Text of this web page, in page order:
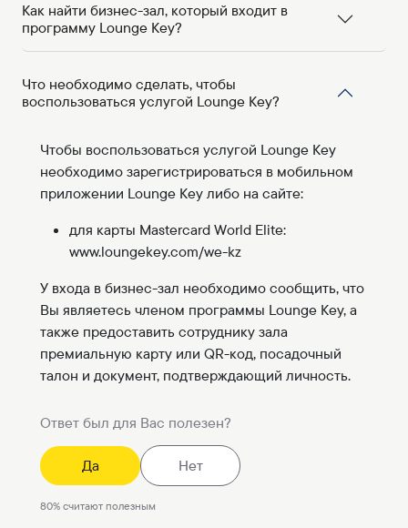
Как найти бизнес-зал, который входит в
программу Lounge Key?
Что необходимо сделать, чтобы
воспользоваться услугой Lounge Key?
Чтобы воспользоваться услугой Lounge Key
необходимо зарегистрироваться в мобильном
приложении Lounge Key либо на сайте:
для карты Mastercard World Elite:
www.loungekey.com/we-kz
У входа в бизнес-зал необходимо сообщить, что
Вы являетесь членом программы Lounge Key, а
также предоставить сотруднику зала
премиальную карту или QR-код, посадочный
талон и документ, подтверждающий личность.
Ответ был для Вас полезен?
Да Нет
80%считают полезным